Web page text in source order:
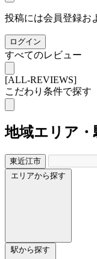
投稿には会員登録お
ログイン
すべてのレビュー
[ALL-REVIEWS]
こだわり条件で探す
地域エリア・
東近江市
エリアから探す
駅から探す